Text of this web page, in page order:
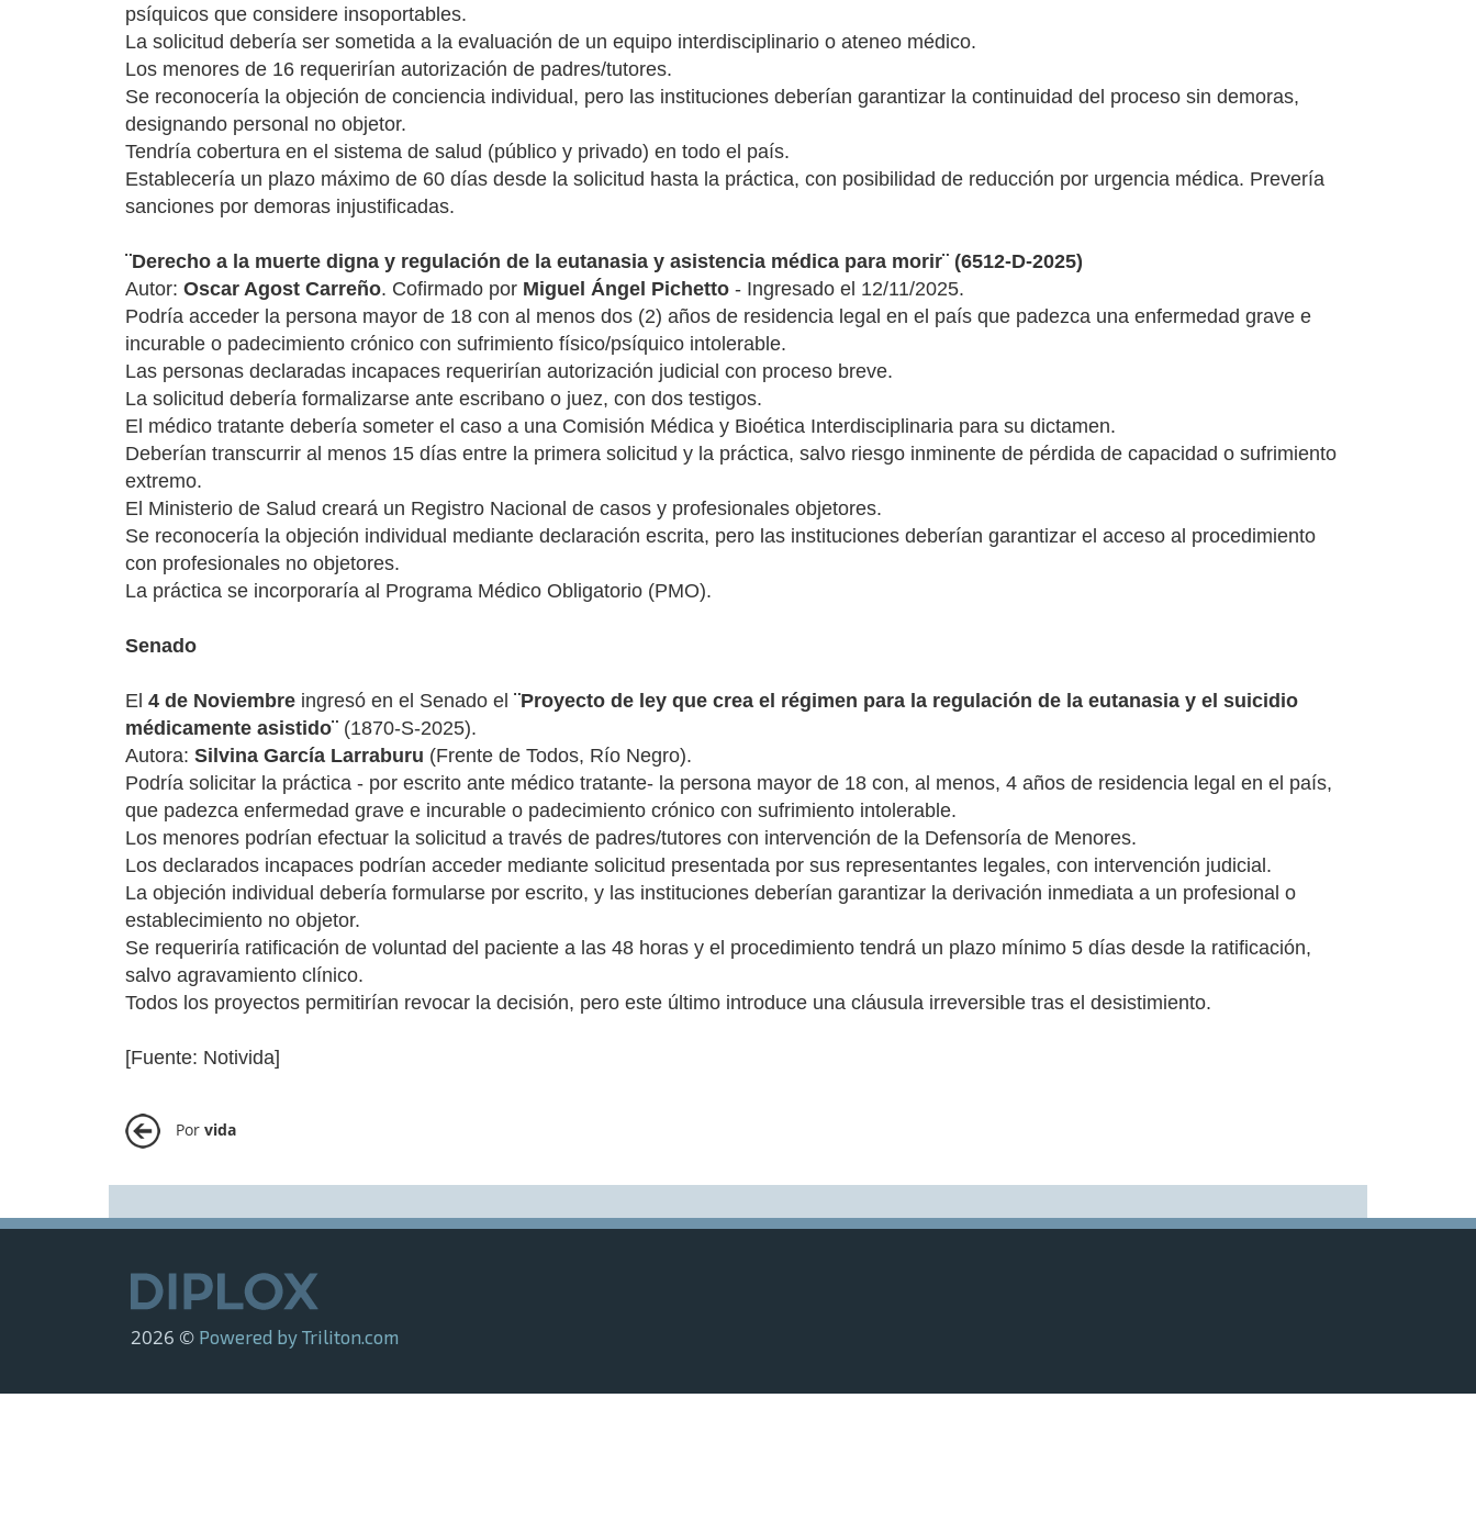
psíquicos que considere insoportables.
La solicitud debería ser sometida a la evaluación de un equipo interdisciplinario o ateneo médico.
Los menores de 16 requerirían autorización de padres/tutores.
Se reconocería la objeción de conciencia individual, pero las instituciones deberían garantizar la continuidad del proceso sin demoras,
designando personal no objetor.
Tendría cobertura en el sistema de salud (público y privado) en todo el país.
Establecería un plazo máximo de 60 días desde la solicitud hasta la práctica, con posibilidad de reducción por urgencia médica. Prevería
sanciones por demoras injustificadas.
¨Derecho a la muerte digna y regulación de la eutanasia y asistencia médica para morir¨ (6512-D-2025)
Autor: Oscar Agost Carreño. Cofirmado por Miguel Ángel Pichetto - Ingresado el 12/11/2025.
Podría acceder la persona mayor de 18 con al menos dos (2) años de residencia legal en el país que padezca una enfermedad grave e
incurable o padecimiento crónico con sufrimiento físico/psíquico intolerable.
Las personas declaradas incapaces requerirían autorización judicial con proceso breve.
La solicitud debería formalizarse ante escribano o juez, con dos testigos.
El médico tratante debería someter el caso a una Comisión Médica y Bioética Interdisciplinaria para su dictamen.
Deberían transcurrir al menos 15 días entre la primera solicitud y la práctica, salvo riesgo inminente de pérdida de capacidad o sufrimiento
extremo.
El Ministerio de Salud creará un Registro Nacional de casos y profesionales objetores.
Se reconocería la objeción individual mediante declaración escrita, pero las instituciones deberían garantizar el acceso al procedimiento
con profesionales no objetores.
La práctica se incorporaría al Programa Médico Obligatorio (PMO).
Senado
El4 de Noviembre ingresó en el Senado el¨Proyecto de ley que crea el régimen para la regulación de la eutanasia y el suicidio
médicamente asistido¨ (1870-S-2025).
Autora:Silvina García Larraburu (Frente de Todos, Río Negro).
Podría solicitar la práctica - por escrito ante médico tratante- la persona mayor de 18 con, al menos, 4 años de residencia legal en el país,
que padezca enfermedad grave e incurable o padecimiento crónico con sufrimiento intolerable.
Los menores podrían efectuar la solicitud a través de padres/tutores con intervención de la Defensoría de Menores.
Los declarados incapaces podrían acceder mediante solicitud presentada por sus representantes legales, con intervención judicial.
La objeción individual debería formularse por escrito, y las instituciones deberían garantizar la derivación inmediata a un profesional o
establecimiento no objetor.
Se requeriría ratificación de voluntad del paciente a las 48 horas y el procedimiento tendrá un plazo mínimo 5 días desde la ratificación,
salvo agravamiento clínico.
Todos los proyectos permitirían revocar la decisión, pero este último introduce una cláusula irreversible tras el desistimiento.
[Fuente: Notivida]
Porvida
2026 © Powered by Triliton.com